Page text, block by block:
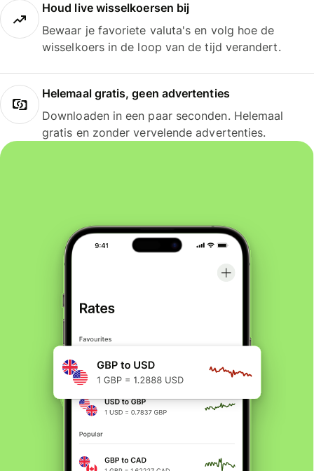
Houd live wisselkoersen bij
Bewaar je favoriete valuta's en volg hoe de
wisselkoers in de loop van de tijd verandert.
Helemaal gratis, geen advertenties
Downloaden in een paar seconden. Helemaal
gratis en zonder vervelende advertenties.